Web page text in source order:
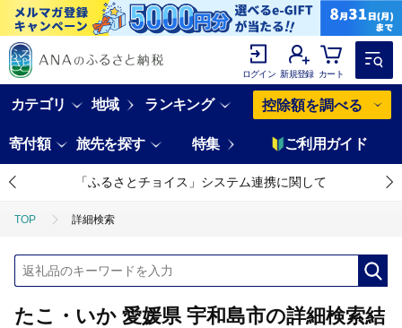
ログイン 新規登録 カート
カテゴリ 地域 ランキング 控除額を調べる
寄付額 旅先を探す 特集 ご利用ガイド
「ふるさとチョイス」システム連携に関して
TOP 詳細検索
たこ・いか 愛媛県 宇和島市の詳細検索結